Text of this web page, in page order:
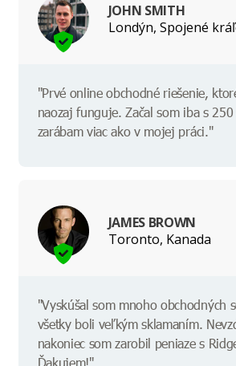
JOHN SMITH
Londýn, Spojené
"Prvé online obchodné riešenie,
naozaj funguje. Začal som iba s
zarábam viac ako v mojej práci."
JAMES BROWN
Toronto, Kanada
"Vyskúšal som mnoho obchodných
všetky boli veľkým sklamaním.
nakoniec som zarobil peniaze s
Ďakujem!"